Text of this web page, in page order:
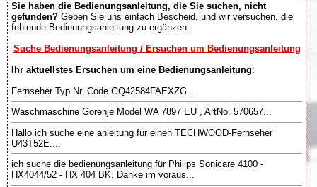
Sie haben die Bedienungsanleitung, die Sie suchen, nicht
gefunden? Geben Sie uns einfach Bescheid, und wir versuchen, die
fehlende Bedienungsanleitung zu ergänzen:
Suche Bedienungsanleitung / Ersuchen um Bedienungsanleitung
Ihr aktuellstes Ersuchen um eine Bedienungsanleitung:
Fernseher Typ Nr. Code GQ42584FAEXZG...
Waschmaschine Gorenje Model WA 7897 EU , ArtNo. 570657...
Hallo ich suche eine anleitung für einen TECHWOOD-Fernseher
U43T52E....
ich suche die bedienungsanleitung für Philips Sonicare 4100 -
HX4044/52 - HX 404 BK. Danke im voraus...